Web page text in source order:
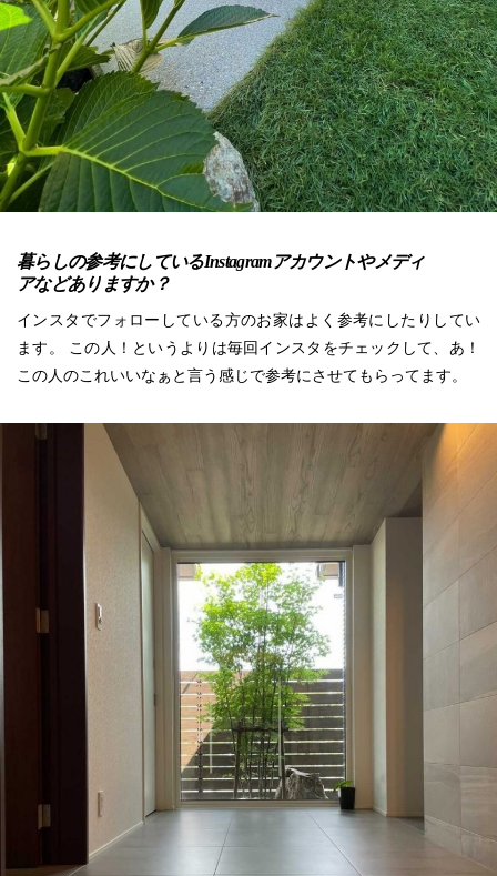
暮らしの参考にしているInstagramアカウントやメディ
アなどありますか？
インスタでフォローしている方のお家はよく参考にしたりしてい
ます。 この人！というよりは毎回インスタをチェックして、あ！
この人のこれいいなぁと言う感じで参考にさせてもらってます。